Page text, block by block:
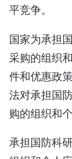
平竞争。
国家为承担
采购的组织
件和优惠政
法对承担国
购的组织和
承担国防科